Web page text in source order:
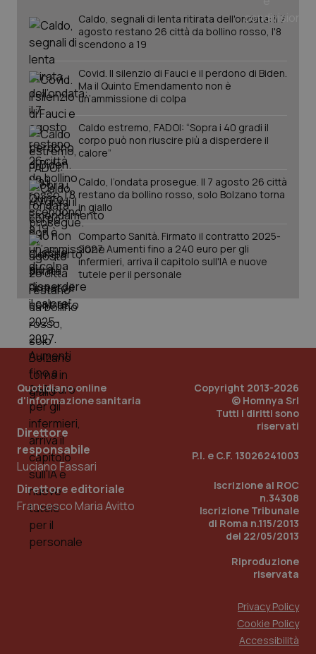
Caldo, segnali di lenta ritirata dell'ondata: il 7
agosto restano 26 città da bollino rosso, l'8
scendono a 19
Covid. Il silenzio di Fauci e il perdono di Biden.
Ma il Quinto Emendamento non è
un’ammissione di colpa
Caldo estremo, FADOI: “Sopra i 40 gradi il
corpo può non riuscire più a disperdere il
calore”
Caldo, l’ondata prosegue. Il 7 agosto 26 città
restano da bollino rosso, solo Bolzano torna
in giallo
Comparto Sanità. Firmato il contratto 2025-
2027. Aumenti fino a 240 euro per gli
infermieri, arriva il capitolo sull'IA e nuove
tutele per il personale
Quotidiano online
d'informazione sanitaria
Direttore
responsabile
Luciano Fassari
Direttore editoriale
Francesco Maria Avitto
Copyright 2013-2026
© Homnya Srl
Tutti i diritti sono
riservati
P.I. e C.F. 13026241003
Iscrizione al ROC
n.34308
Iscrizione Tribunale
di Roma n.115/2013
del 22/05/2013
Riproduzione
riservata
Privacy Policy
Cookie Policy
Accessibilità
_ga
Google LLC
.quotidianosanita.it
www.quotidianosanita.it
.quotidianosanita.it
1
mese